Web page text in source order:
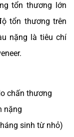
tổn thương lớn
tổn thương trên
nặng là tiêu chí
chấn thương
nặng
sinh từ nhỏ)